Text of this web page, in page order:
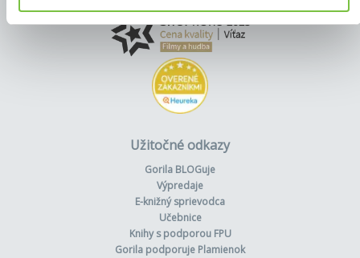
Užitočné odkazy
Gorila BLOGuje
Výpredaje
E-knižný sprievodca
Učebnice
Knihy s podporou FPU
Gorila podporuje Plamienok